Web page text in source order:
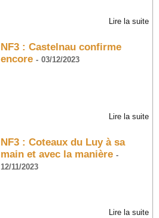
Lire la suite
NF3 : Castelnau confirme
encore - 03/12/2023
Lire la suite
NF3 : Coteaux du Luy à sa
main et avec la manière -
12/11/2023
Lire la suite